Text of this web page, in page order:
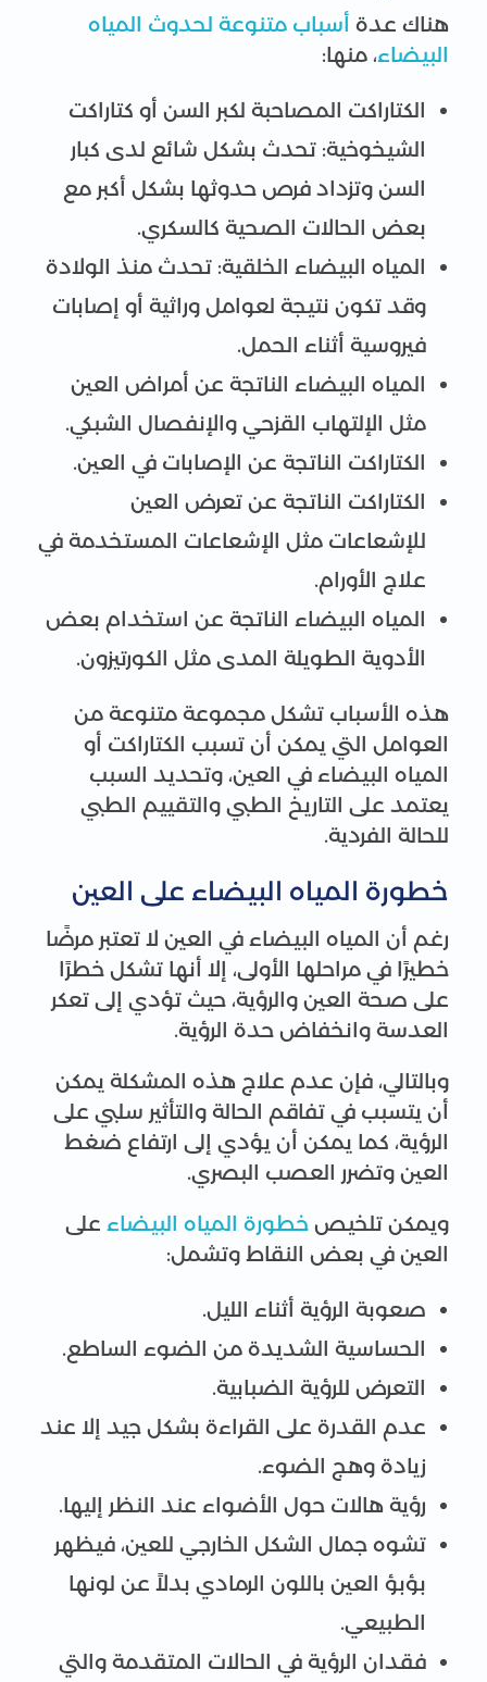
هناك عدة أسباب متنوعة لحدوث المياه
البيضاء، منها:
الكتاراكت المصاحبة لكبر السن أو كتاراكت
الشيخوخية: تحدث بشكل شائع لدى كبار
السن وتزداد فرص حدوثها بشكل أكبر مع
بعض الحالات الصحية كالسكري.
المياه البيضاء الخلقية: تحدث منذ الولادة
وقد تكون نتيجة لعوامل وراثية أو إصابات
فيروسية أثناء الحمل.
المياه البيضاء الناتجة عن أمراض العين
مثل الإلتهاب القزحي والإنفصال الشبكي.
الكتاراكت الناتجة عن الإصابات في العين.
الكتاراكت الناتجة عن تعرض العين
للإشعاعات مثل الإشعاعات المستخدمة في
علاج الأورام.
المياه البيضاء الناتجة عن استخدام بعض
الأدوية الطويلة المدى مثل الكورتيزون.
هذه الأسباب تشكل مجموعة متنوعة من
العوامل التي يمكن أن تسبب الكتاراكت أو
المياه البيضاء في العين، وتحديد السبب
يعتمد على التاريخ الطبي والتقييم الطبي
للحالة الفردية.
خطورة المياه البيضاء على العين
رغم أن المياه البيضاء في العين لا تعتبر مرضًا
خطيرًا في مراحلها الأولى، إلا أنها تشكل خطرًا
على صحة العين والرؤية، حيث تؤدي إلى تعكر
العدسة وانخفاض حدة الرؤية.
وبالتالي، فإن عدم علاج هذه المشكلة يمكن
أن يتسبب في تفاقم الحالة والتأثير سلبي على
الرؤية، كما يمكن أن يؤدي إلى ارتفاع ضغط
العين وتضرر العصب البصري.
ويمكن تلخيص خطورة المياه البيضاء على
العين في بعض النقاط وتشمل:
صعوبة الرؤية أثناء الليل.
الحساسية الشديدة من الضوء الساطع.
التعرض للرؤية الضبابية.
عدم القدرة على القراءة بشكل جيد إلا عند
زيادة وهج الضوء.
رؤية هالات حول الأضواء عند النظر إليها.
تشوه جمال الشكل الخارجي للعين، فيظهر
بؤبؤ العين باللون الرمادي بدلاً عن لونها
الطبيعي.
فقدان الرؤية في الحالات المتقدمة والتي